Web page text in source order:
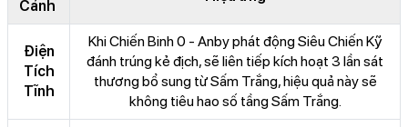
Cảnh
Điện
Tích
Tĩnh
Khi Chiến Binh 0 - Anby phát động Siêu Chiến Kỹ
đánh trúng kẻ địch, sẽ liên tiếp kích hoạt 3 lần sát
thương bổ sung từ Sấm Trắng, hiệu quả này sẽ
không tiêu hao số tầng Sấm Trắng.